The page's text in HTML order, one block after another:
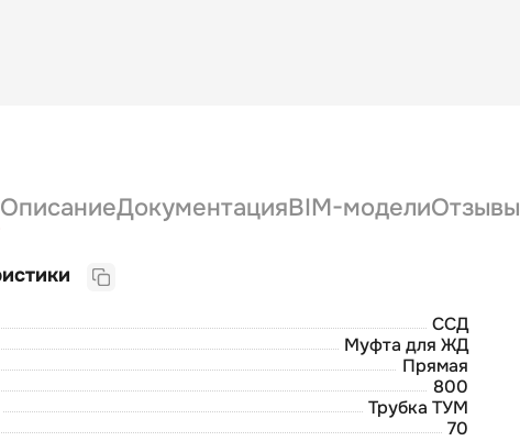
ОписаниеДокументацияBIM-моделиОтзывы
ССД
Муфта для ЖД
Прямая
800
Трубка ТУМ
70